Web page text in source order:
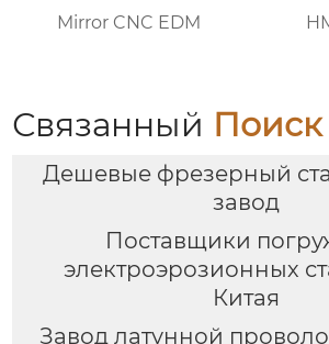
Mirror CNC EDM
Связанный Поиск
Дешевые фрезерный
завод
Поставщики
электроэрозионных
Китая
Завод латунной